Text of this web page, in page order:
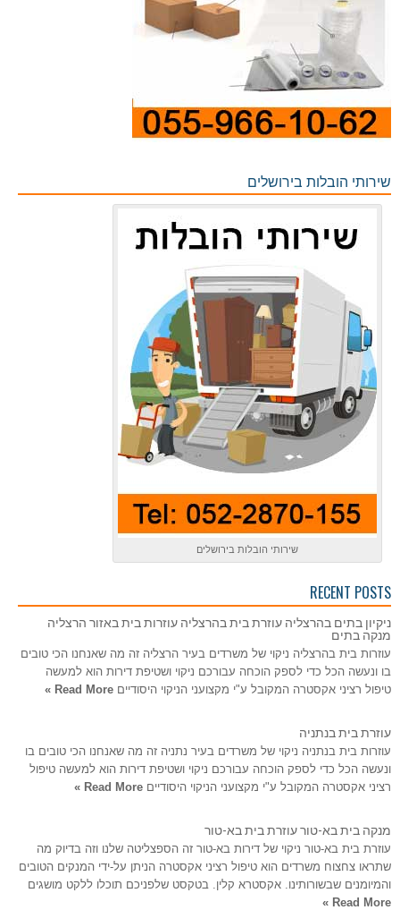
שירותי הובלות בירושלים
שירותי הובלות בירושלים
RECENT POSTS
ניקיון בתים בהרצליה עוזרת בית בהרצליה עוזרות בית באזור הרצליה
מנקה בתים
עוזרות בית בהרצליה ניקוי של משרדים בעיר הרצליה זה מה שאנחנו הכי טובים
בו ונעשה הכל כדי לספק הוכחה עבורכם ניקוי ושטיפת דירות הוא למעשה
טיפול רציני אקסטרה המקובל ע"י מקצועני הניקוי היסודיים Read More »
עוזרת בית בנתניה
עוזרות בית בנתניה ניקוי של משרדים בעיר נתניה זה מה שאנחנו הכי טובים בו
ונעשה הכל כדי לספק הוכחה עבורכם ניקוי ושטיפת דירות הוא למעשה טיפול
רציני אקסטרה המקובל ע"י מקצועני הניקוי היסודיים Read More »
מנקה בית בא-טור עוזרת בית בא-טור
עוזרת בית בא-טור ניקוי של דירות בא-טור זה הספצליטה שלנו וזה בדיוק מה
שתראו צחצוח משרדים הוא טיפול רציני אקסטרה הניתן על-ידי המנקים הטובים
והמיומנים שבשורותינו. אקסטרא קלין. בטקסט שלפניכם תוכלו ללקט מושגים
Read More »